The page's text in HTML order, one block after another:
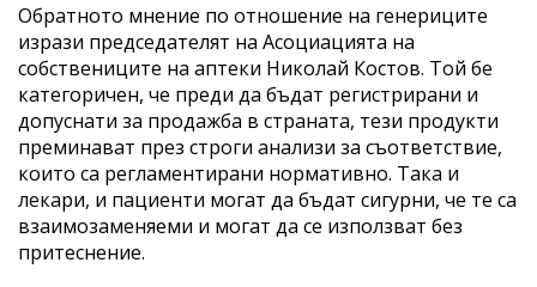
Обратното мнение по отношение на генериците
изрази председателят на Асоциацията на
собствениците на аптеки Николай Костов. Той бе
категоричен, че преди да бъдат регистрирани и
допуснати за продажба в страната, тези продукти
преминават през строги анализи за съответствие,
които са регламентирани нормативно. Така и
лекари, и пациенти могат да бъдат сигурни, че те са
взаимозаменяеми и могат да се използват без
притеснение.